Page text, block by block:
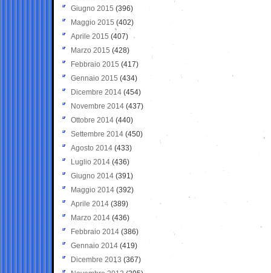
Giugno 2015 (396)
Maggio 2015 (402)
Aprile 2015 (407)
Marzo 2015 (428)
Febbraio 2015 (417)
Gennaio 2015 (434)
Dicembre 2014 (454)
Novembre 2014 (437)
Ottobre 2014 (440)
Settembre 2014 (450)
Agosto 2014 (433)
Luglio 2014 (436)
Giugno 2014 (391)
Maggio 2014 (392)
Aprile 2014 (389)
Marzo 2014 (436)
Febbraio 2014 (386)
Gennaio 2014 (419)
Dicembre 2013 (367)